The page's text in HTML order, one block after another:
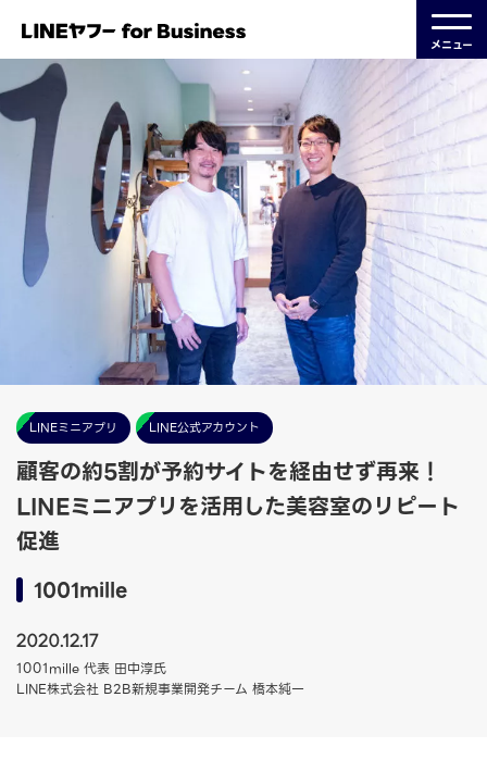
メニュー
LINEミニアプリ LINE公式アカウント
顧客の約5割が予約サイトを経由せず再来！
LINEミニアプリを活用した美容室のリピート
促進
1001mille
2020.12.17
1001mille 代表 田中淳氏
LINE株式会社 B2B新規事業開発チーム 橋本純一